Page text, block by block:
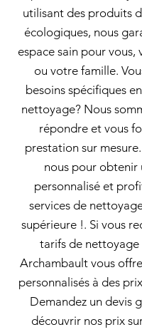
utilisant des produits
écologiques, nous
espace sain pour vous,
ou votre famille.
besoins spécifiques
nettoyage? Nous
répondre et vous
prestation sur
nous pour obtenir
personnalisé et
services de
supérieure !. Si vous
tarifs de nettoyage
Archambault vous
personnalisés à des
Demandez un devis
découvrir nos prix